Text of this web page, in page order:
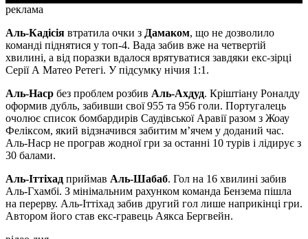
реклама
Аль-Кадісія втратила очки з Дамаком, що не дозволило
команді піднятися у топ-4. Вада забив вже на четвертій
хвилині, а від поразки вдалося врятуватися завдяки екс-зірці
Серії А Матео Ретегі. У підсумку нічия 1:1.
Аль-Наср без проблем розбив Аль-Ахдуд. Кріштіану Роналду
оформив дубль, забивши свої 955 та 956 голи. Португалець
очолює список бомбардирів Саудівської Аравії разом з Жоау
Феліксом, який відзначився забитим мʼячем у доданий час.
Аль-Наср не програв жодної гри за останні 10 турів і лідирує з
30 балами.
Аль-Іттіхад приймав Аль-Шабаб. Гол на 16 хвилині забив
Аль-Гхамбі. З мінімальним рахунком команда Бензема пішла
на перерву. Аль-Іттіхад забив другий гол лише наприкінці гри.
Автором його став екс-гравець Аякса Бергвейн.